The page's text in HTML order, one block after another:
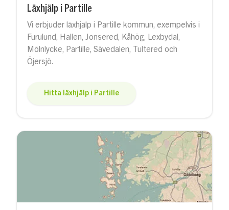
Läxhjälp i Partille
Vi erbjuder läxhjälp i Partille kommun, exempelvis i
Furulund, Hallen, Jonsered, Kåhög, Lexbydal,
Mölnlycke, Partille, Sävedalen, Tultered och
Öjersjö.
Hitta läxhjälp i Partille